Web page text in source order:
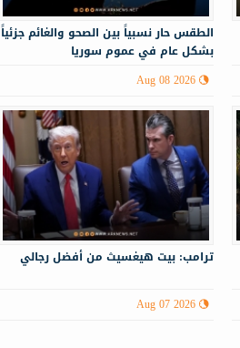
الطقس حار نسبياً بين الصحو والغائم جزئياً
بشكل عام في عموم سوريا
Aug 08 2026
ترامب: بيت هيغسيث من أفضل رجالي
Aug 07 2026